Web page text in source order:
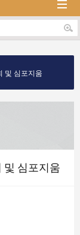
및 심포지움
및 심포지움